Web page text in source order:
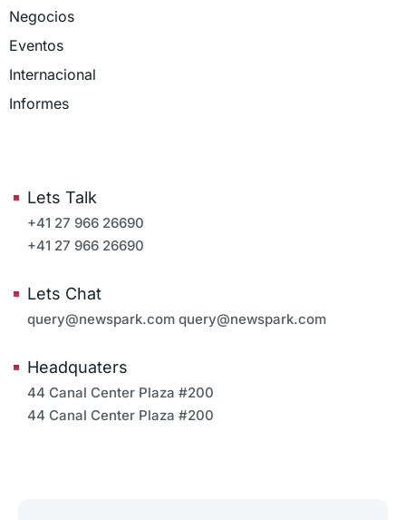
Negocios
Eventos
Internacional
Informes
Lets Talk
+41 27 966 26690
+41 27 966 26690
Lets Chat
query@newspark.com query@newspark.com
Headquaters
44 Canal Center Plaza #200
44 Canal Center Plaza #200